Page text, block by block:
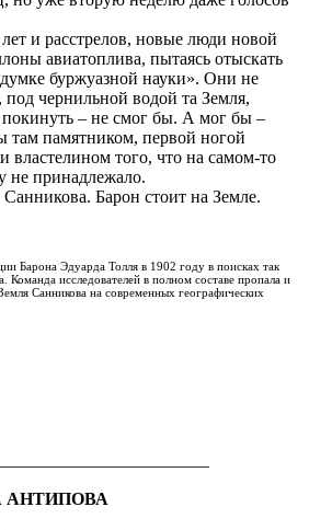
и расстрелов, новые люди новой
авиатоплива, пытаясь отыскать
буржуазной науки». Они не
чернильной водой та Земля,
покинуть – не смог бы. А мог бы –
там памятником, первой ногой
властелином того, что на самом-то
не принадлежало.
Барон стоит на Земле.
Барона Эдуарда Толля в 1902 году в поисках так
Команда исследователей в полном составе пропала и
Санникова на современных географических
АНТИПОВА